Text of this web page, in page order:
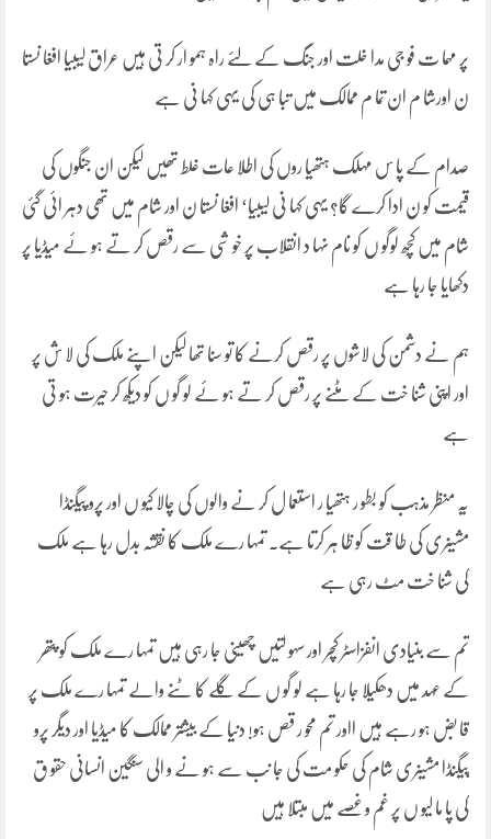
پر مہما ت فو جی مدا خلت اور جنگ کے لئے راہ ہمو ار کر تی ہیں عراق لیبیا افغا نستا
ن اورشا م ان تما م ممالک میں تبا ہی کی یہی کہا نی ہے
صدام کے پا س مہلک ہتھیا روں کی اطلا عات غلط تھیں لیکن ان جنگوں کی
قیمت کو ن ادا کرے گا؟ یہی کہا نی لیبیا‘ افغا نستا ن اور شام میں تھی دہر ائی گئی
شام میں کچھ لوگو ں کو نام نہا د انقلاب پر خو شی سے رقص کر تے ہو ئے میڈیا پر
دکھایا جا رہا ہے
ہم نے دشمن کی لاشوں پر رقص کرنے کا تو سنا تھا لیکن اپنے ملک کی لا ش پر
اور اپنی شنا خت کے مٹنے پر رقص کر تے ہو ئے لو گو ں کو دیکھ کر حیرت ہو تی
ہے
یہ منظر مذہب کو بطو ر ہتھیا ر استعما ل کر نے والوں کی چالا کیو ں اور پرو پیگنڈا
مشینری کی طا قت کو ظا ہر کرتا ہے۔ تمہا رے ملک کا نقشہ بدل رہا ہے ملک
کی شنا خت مٹ رہی ہے
تم سے بنیادی انفزاسٹر کچر اور سہو لتیں چھینی جا رہی ہیں تمہا رے ملک کو پتھر
کے عہد میں دھکیلا جا رہا ہے لو گو ں کے گلے کا ٹنے والے تمہا رے ملک پر
قا بض ہو رہے ہیں ااور تم محو ر قص ہو! دنیا کے بیشتر ممالک کا میڈیا اور دیگر پرو
پیگنڈا مشینری شام کی حکو مت کی جا نب سے ہو نے و الی سنگین انسانی حقو ق
کی پا ما لیو ں پر غم و غصے میں مبتلا ہیں